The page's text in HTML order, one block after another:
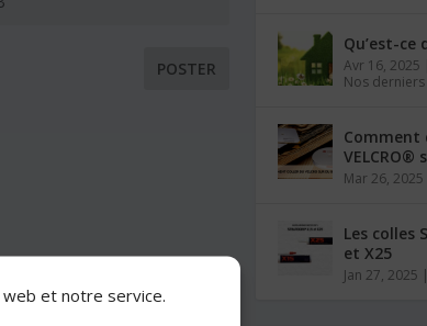
et notre service.
Qu’est-ce
Avr 16, 2025
Nos
Comment
VELCRO®
Mar 26, 2025
Les colles
et X25
Jan 27, 2025 |